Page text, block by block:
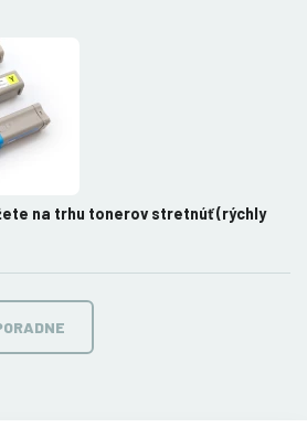
na trhu tonerov stretnúť (rýchly